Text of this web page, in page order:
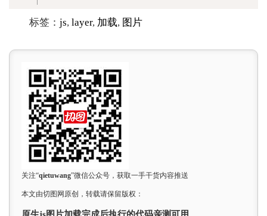
标签： js, layer, 加载, 图片
关注“qietuwang”微信公众号，获取一手干货内容推送
本文由切图网原创，转载请保留版权：